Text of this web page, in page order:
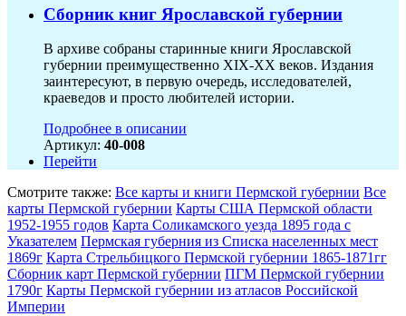
Сборник книг Ярославской губернии
В архиве собраны старинные книги Ярославской
губернии преимущественно XIX-ХХ веков. Издания
заинтересуют, в первую очередь, исследователей,
краеведов и просто любителей истории.
Подробнее в описании
Артикул: 40-008
Перейти
Смотрите также: Все карты и книги Пермской губернии Все
карты Пермской губернии Карты США Пермской области
1952-1955 годов Карта Соликамского уезда 1895 года с
Указателем Пермская губерния из Списка населенных мест
1869г Карта Стрельбицкого Пермской губернии 1865-1871гг
Сборник карт Пермской губернии ПГМ Пермской губернии
1790г Карты Пермской губернии из атласов Российской
Империи